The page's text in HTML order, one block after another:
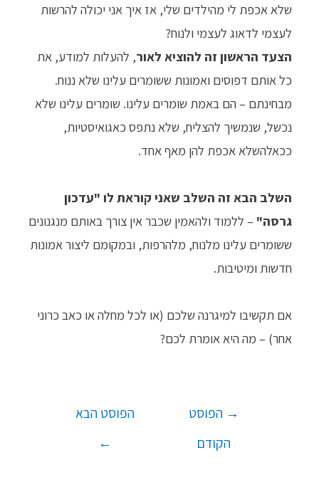
שלא אכפת לי מהילדים שלי, אז איך אני יכולה להרשות
לעצמי לדאוג לעצמי ולנוח?
הצעד הראשון זה להוציא לאור, להעלות למודע, את
כל אותם דפוסים ואמונות ששומרים עלינו שלא ננוח.
מבחינתם – הם באמת שומרים עלינו. שומרים עלינו שלא
נכשל, שנמשיך להצליח, שלא נתפס כאגואיסטיות,
ככאלהשלא אכפת להן מאף אחד.
השלב הבא זה השלב שאני קוראת לו "עדכון
גרסה" – ללמוד ולהאמין שכבר אין צורך באותם מנגנונים
ששומרים עלינו מלנוח, מלהרפות, ובמקומם ליצור אמונות
חדשות ומיטיבות.
אם תקשיבו למיגרנה שלכם (או לכל מחלה או כאב כרוני
אחר) – מה היא אומרת לכם?
→ הפוסט
הקודם
הפוסט הבא
←